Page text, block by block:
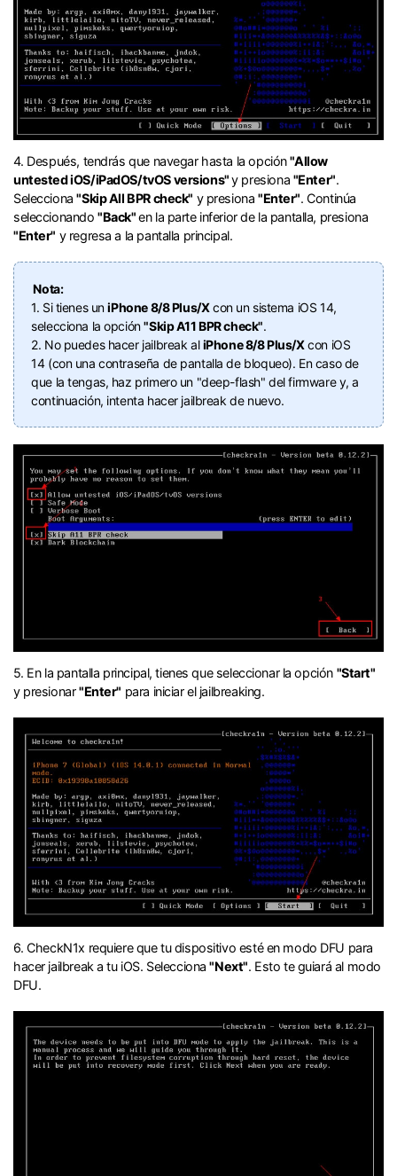
󠀰4. Después, tendrás que navegar hasta la opción"Allow
untested iOS/iPadOS/tvOS versions"y presiona "Enter".󠀲󠀩󠀧󠀣󠀠󠀨󠀨󠀧󠀳󠀰
Selecciona"Skip All BPR check" y presiona "Enter".󠀲󠀩󠀧󠀣󠀠󠀨󠀨󠀨󠀳󠀰 Continúa
seleccionando"Back"en la parte inferior de la pantalla, presiona
"Enter" y regresa a la pantalla principal󠀲󠀩󠀧󠀣󠀠󠀨󠀨󠀩󠀳.
󠀰 Nota:
1. Si tienes uniPhone 8/8 Plus/Xcon un sistema iOS 14,
selecciona la opción"Skip A11 BPR check".
2. No puedes hacer jailbreak aliPhone 8/8 Plus/Xcon iOS
14 (con una contraseña de pantalla de bloqueo).󠀲󠀩󠀧󠀣󠀠󠀨󠀩󠀢󠀳󠀰 En caso de
que la tengas, haz primero un "deep-flash" del firmware y, a
continuación, intenta hacer jailbreak de nuevo.󠀲󠀩󠀧󠀣󠀠󠀨󠀩󠀣󠀳
󠀰5. En la pantalla principal, tienes que seleccionar la opción "Start"
y presionar"Enter" para iniciar el jailbreaking.󠀲󠀩󠀧󠀣󠀠󠀨󠀩󠀥󠀳
󠀰6. CheckN1x requiere que tu dispositivo esté en modo DFU para
hacer jailbreak a tu iOS.󠀲󠀩󠀧󠀣󠀠󠀨󠀩󠀧󠀳󠀰 Selecciona"Next".󠀲󠀩󠀧󠀣󠀠󠀨󠀩󠀨󠀳󠀰 Esto te guiará al modo
DFU.󠀲󠀩󠀧󠀣󠀠󠀨󠀩󠀩󠀳